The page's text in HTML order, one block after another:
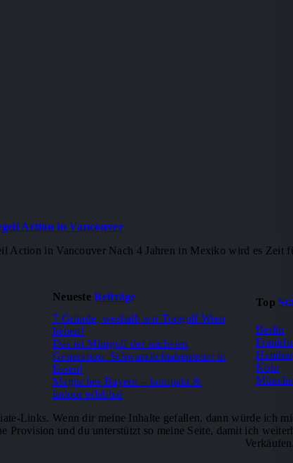
Action in Vancouver
Action in Vancouver Nach 4 Jahren in Mexiko wird es Zeit
NeuesteBeiträge
7 Gründe, weshalb wir Topgolf Wien
lieben!
Das ist Minigolf der nächsten
Generation: Schwarzlichtabenteuer in
Essen!
Magisches Bayern – kompakt &
indoor erlebbar
Top
Berlin
Köln
Links. Wenn dir meine Inhalte gefallen, dann würde ich
Provision und du unterstützt so meine Seite, damit ich